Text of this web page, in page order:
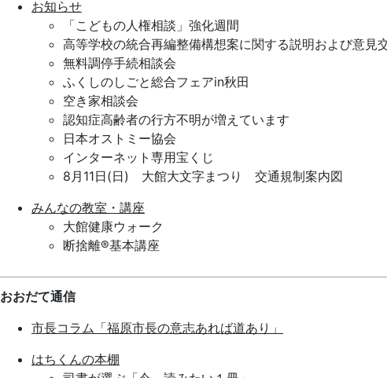
お知らせ
「こどもの人権相談」強化週間
高等学校の統合再編整備構想案に関する説明および意見
無料調停手続相談会
ふくしのしごと総合フェアin秋田
空き家相談会
認知症高齢者の行方不明が増えています
日本オストミー協会
インターネット専用宝くじ
8月11日(日) 大館大文字まつり 交通規制案内図
みんなの教室・講座
大館健康ウォーク
断捨離®基本講座
おおだて通信
市長コラム「福原市長の意志あれば道あり」
はちくんの本棚